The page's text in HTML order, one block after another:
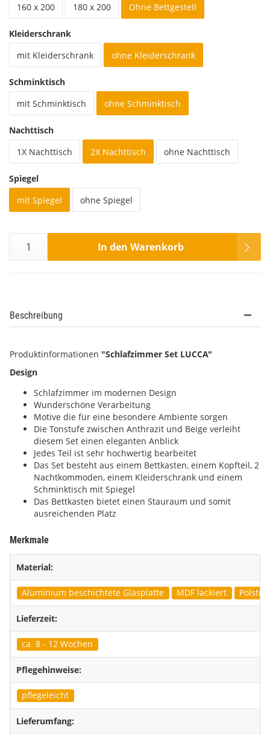
160 x 200
180 x 200 Ohne Bettgestell
Kleiderschrank
mit Kleiderschrank
ohne Kleiderschrank
Schminktisch
mit Schminktisch
ohne Schminktisch
Nachttisch
1X Nachttisch
2X Nachttisch ohne Nachttisch
Spiegel
mit Spiegel
ohne Spiegel
In den Warenkorb
Beschreibung
Produktinformationen "Schlafzimmer Set LUCCA"
Design
Schlafzimmer im modernen Design
Wunderschöne Verarbeitung
Motive die für eine besondere Ambiente sorgen
Die Tonstufe zwischen Anthrazit und Beige verleiht
diesem Set einen eleganten Anblick
Jedes Teil ist sehr hochwertig bearbeitet
Das Set besteht aus einem Bettkasten, einem Kopfteil, 2
Nachtkommoden, einem Kleiderschrank und einem
Schminktisch mit Spiegel
Das Bettkasten bietet einen Stauraum und somit
ausreichenden Platz
Merkmale
Material:
Aluminium beschichtete Glasplatte MDF lackiert Polster
Lieferzeit:
ca. 8 - 12 Wochen
Pflegehinweise:
pflegeleicht
Lieferumfang: